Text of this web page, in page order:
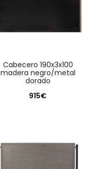
cabecero 190x3x100
madera negro/metal
dorado
915€